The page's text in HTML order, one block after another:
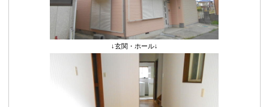
↓玄関・ホール↓